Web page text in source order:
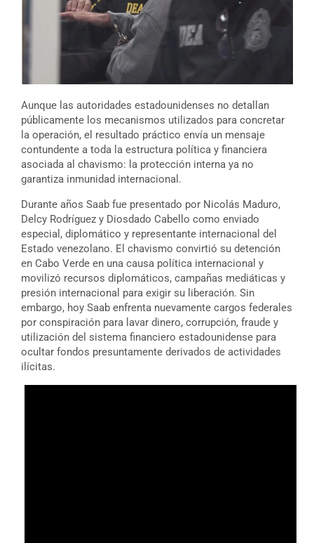
Aunque las autoridades estadounidenses no detallan
públicamente los mecanismos utilizados para concretar
la operación, el resultado práctico envía un mensaje
contundente a toda la estructura política y financiera
asociada al chavismo: la protección interna ya no
garantiza inmunidad internacional.
Durante años Saab fue presentado por Nicolás Maduro,
Delcy Rodríguez y Diosdado Cabello como enviado
especial, diplomático y representante internacional del
Estado venezolano. El chavismo convirtió su detención
en Cabo Verde en una causa política internacional y
movilizó recursos diplomáticos, campañas mediáticas y
presión internacional para exigir su liberación. Sin
embargo, hoy Saab enfrenta nuevamente cargos federales
por conspiración para lavar dinero, corrupción, fraude y
utilización del sistema financiero estadounidense para
ocultar fondos presuntamente derivados de actividades
ilícitas.